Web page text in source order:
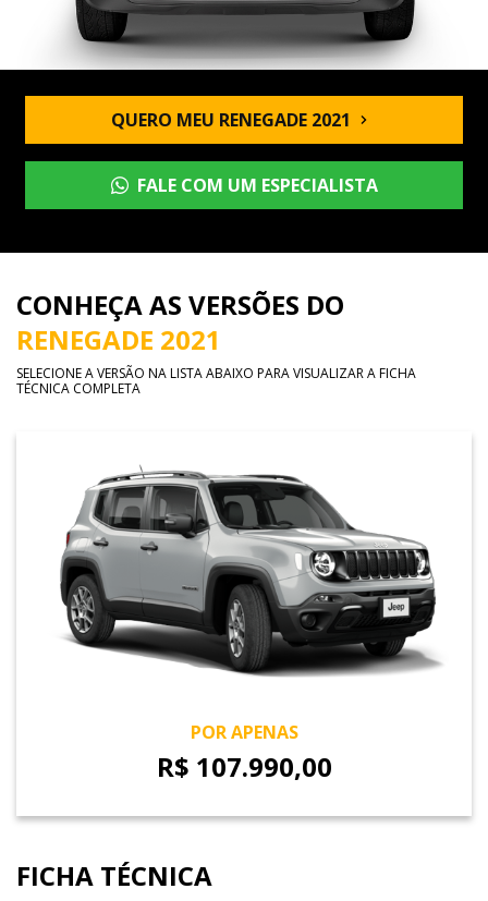
QUERO MEU RENEGADE 2021
FALE COM UM ESPECIALISTA
CONHEÇA AS VERSÕES DO
RENEGADE 2021
SELECIONE A VERSÃO NA LISTA ABAIXO PARA VISUALIZAR A FICHA
TÉCNICA COMPLETA
POR APENAS
R$ 107.990,00
FICHA TÉCNICA